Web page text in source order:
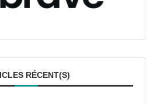
RÉCENT(S)